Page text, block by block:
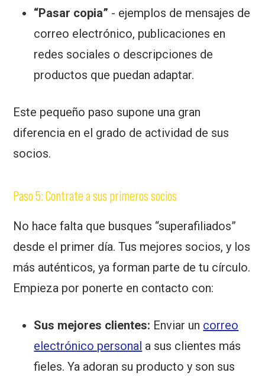
“Pasar copia” - ejemplos de mensajes de
correo electrónico, publicaciones en
redes sociales o descripciones de
productos que puedan adaptar.
Este pequeño paso supone una gran
diferencia en el grado de actividad de sus
socios.
Paso 5: Contrate a sus primeros socios
No hace falta que busques “superafiliados”
desde el primer día. Tus mejores socios, y los
más auténticos, ya forman parte de tu círculo.
Empieza por ponerte en contacto con:
Sus mejores clientes: Enviar un correo
electrónico personal a sus clientes más
fieles. Ya adoran su producto y son sus